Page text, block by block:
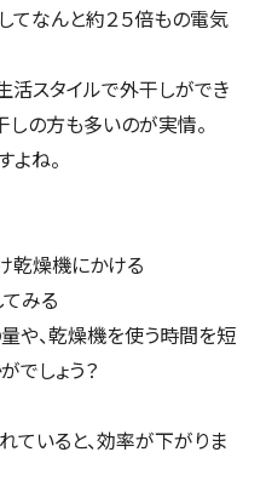
てなんと約２５倍もの電気
活スタイルで外干しができ
の方も多いのが実情。
ね。
乾燥機にかける
みる
や、乾燥機を使う時間を短
でしょう？
ていると、効率が下がりま